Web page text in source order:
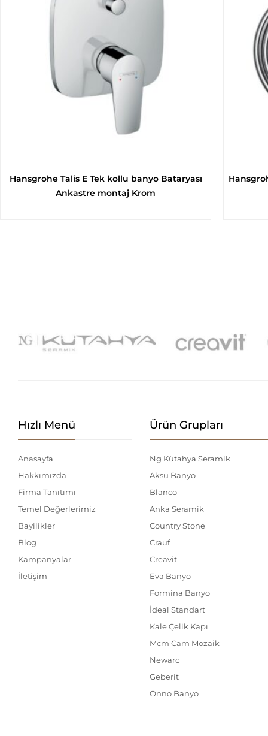
Hansgrohe Talis E Tek kollu banyo Bataryası
Ankastre montaj Krom
Hızlı Menü
Anasayfa
Hakkımızda
Firma Tanıtımı
Temel Değerlerimiz
Bayilikler
Blog
Kampanyalar
İletişim
Ürün Grupları
Ng Kütahya Seramik
Aksu Banyo
Blanco
Anka Seramik
Country Stone
Crauf
Creavit
Eva Banyo
Formina Banyo
İdeal Standart
Kale Çelik Kapı
Mcm Cam Mozaik
Newarc
Geberit
Onno Banyo